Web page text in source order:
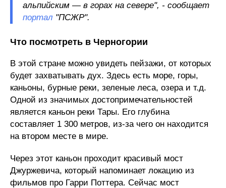
альпийским — в горах на севере", - сообщает
портал "ПСЖР".
Что посмотреть в Черногории
В этой стране можно увидеть пейзажи, от которых
будет захватывать дух. Здесь есть море, горы,
каньоны, бурные реки, зеленые леса, озера и т.д.
Одной из значимых достопримечательностей
является каньон реки Тары. Его глубина
составляет 1 300 метров, из-за чего он находится
на втором месте в мире.
Через этот каньон проходит красивый мост
Джуржевича, который напоминает локацию из
фильмов про Гарри Поттера. Сейчас мост